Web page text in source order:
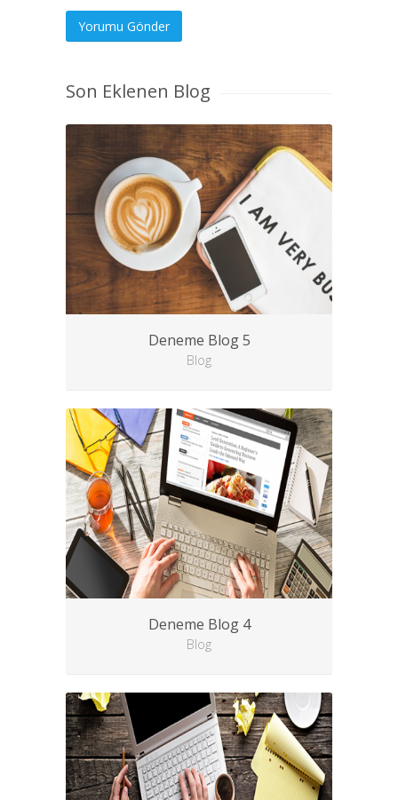
Son Eklenen Blog
Deneme Blog 5
Blog
Deneme Blog 4
Blog